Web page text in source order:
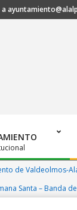
de Valdeolmos-
Santa – Banda de